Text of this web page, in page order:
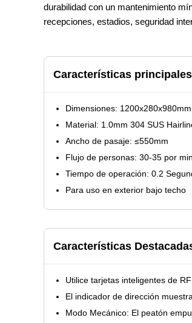
durabilidad con un mantenimiento
recepciones, estadios, seguridad
Características principales
Dimensiones: 1200x280x980mm
Material: 1.0mm 304 SUS
Ancho de pasaje: ≤550mm
Flujo de personas: 30-35 por
Tiempo de operación: 0.2
Para uso en exterior bajo techo
Características
Utilice tarjetas inteligentes de
El indicador de dirección
Modo Mecánico: El peatón